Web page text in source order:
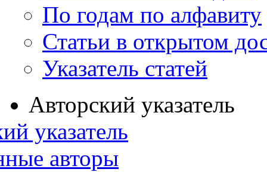
По годам по алфавиту
Статьи в открытом
Указатель статей
Авторский указатель
указатель
авторы